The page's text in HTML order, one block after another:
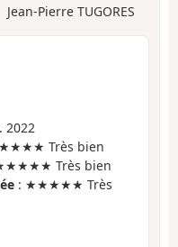
Jean-Pierre TUGORES
2022
Très bien
Très bien
: ★★★★★ Très